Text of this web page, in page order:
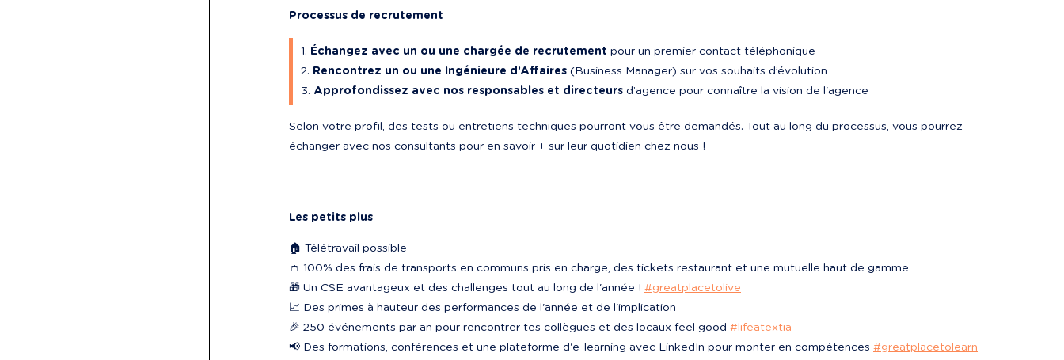
Processus de recrutement
Échangez avec un ou une chargée de recrutement pour un premier contact téléphonique
Rencontrez un ou une Ingénieure d’Affaires (Business Manager) sur vos souhaits d’évolution
Approfondissez avec nos responsables et directeurs d’agence pour connaître la vision de l'agence
Selon votre profil, des tests ou entretiens techniques pourront vous être demandés. Tout au long du processus, vous pourrez
échanger avec nos consultants pour en savoir + sur leur quotidien chez nous !
Les petits plus
🏠 Télétravail possible
👛 100% des frais de transports en communs pris en charge, des tickets restaurant et une mutuelle haut de gamme
🎁 Un CSE avantageux et des challenges tout au long de l'année ! #greatplacetolive
📈 Des primes à hauteur des performances de l'année et de l'implication
🎉 250 événements par an pour rencontrer tes collègues et des locaux feel good #lifeatextia
📢 Des formations, conférences et une plateforme d'e-learning avec LinkedIn pour monter en compétences #greatplacetolearn